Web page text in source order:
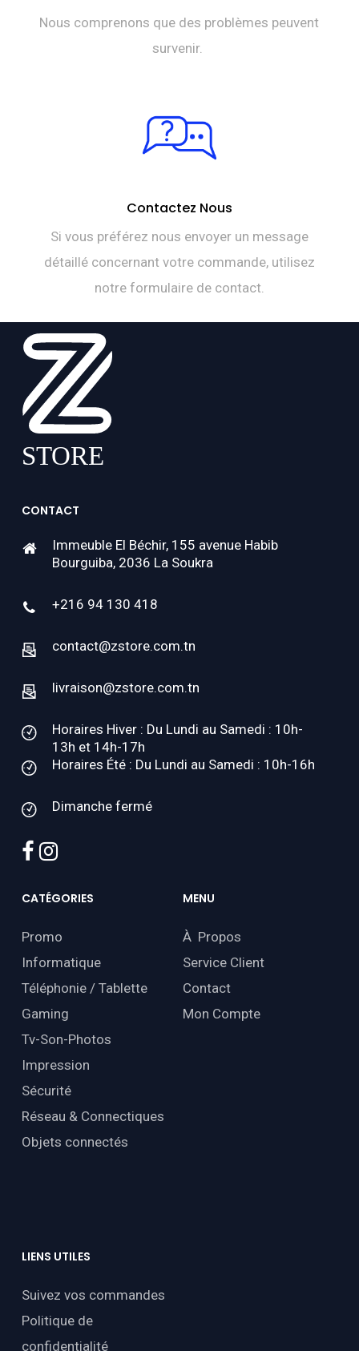
Nous comprenons que des problèmes peuvent
survenir.
Contactez Nous
Si vous préférez nous envoyer un message
détaillé concernant votre commande, utilisez
notre formulaire de contact.
CONTACT
Immeuble El Béchir, 155 avenue Habib
Bourguiba, 2036 La Soukra
+216 94 130 418
contact@zstore.com.tn
livraison@zstore.com.tn
Horaires Hiver : Du Lundi au Samedi : 10h-
13h et 14h-17h
Horaires Été : Du Lundi au Samedi : 10h-16h
Dimanche fermé
facebook
instagram
CATÉGORIES
Promo
Informatique
Téléphonie / Tablette
Gaming
Tv-Son-Photos
Impression
Sécurité
Réseau & Connectiques
Objets connectés
MENU
À Propos
Service Client
Contact
Mon Compte
LIENS UTILES
Suivez vos commandes
Politique de
confidentialité